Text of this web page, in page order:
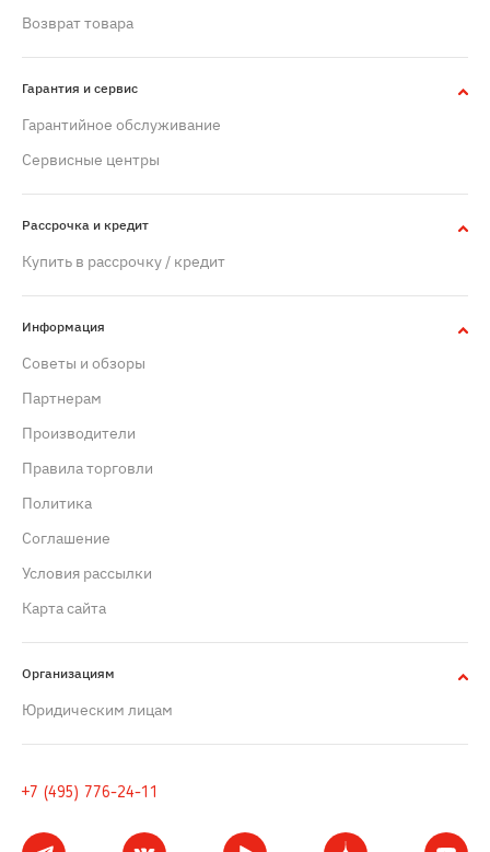
Возврат товара
Гарантия и сервис
Гарантийное обслуживание
Сервисные центры
Рассрочка и кредит
Купить в рассрочку / кредит
Информация
Советы и обзоры
Партнерам
Производители
Правила торговли
Политика
Cоглашение
Условия рассылки
Карта сайта
Организациям
Юридическим лицам
+7 (495) 776-24-11